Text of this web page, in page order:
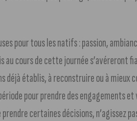
pour tous les natifs : passion,
au cours de cette journée s’avéreront
déjà établis, à reconstruire ou à mieux
pour prendre des engagements
prendre certaines décisions, n’agissez